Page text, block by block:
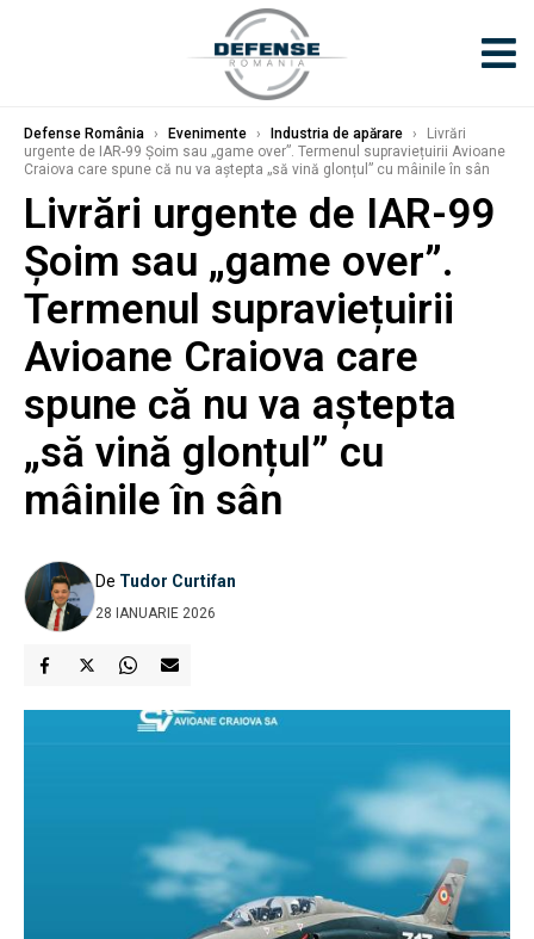
Defense România › Evenimente › Industria de apărare ›
Livrări
urgente de IAR-99 Șoim sau „game over”. Termenul supraviețuirii Avioane
Craiova care spune că nu va aștepta „să vină glonțul” cu mâinile în sân
Livrări urgente de IAR-99
Șoim sau „game over”.
Termenul supraviețuirii
Avioane Craiova care
spune că nu va aștepta
„să vină glonțul” cu
mâinile în sân
De Tudor Curtifan
28 IANUARIE 2026